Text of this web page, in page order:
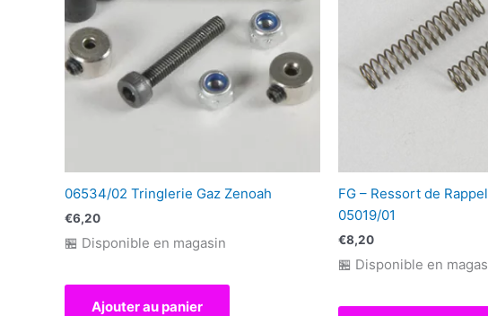
06534/02 Tringlerie Gaz Zenoah
€6,20
🏪 Disponible en magasin
Ajouter au panier
FG – Ressort de
05019/01
€8,20
🏪 Disponible en